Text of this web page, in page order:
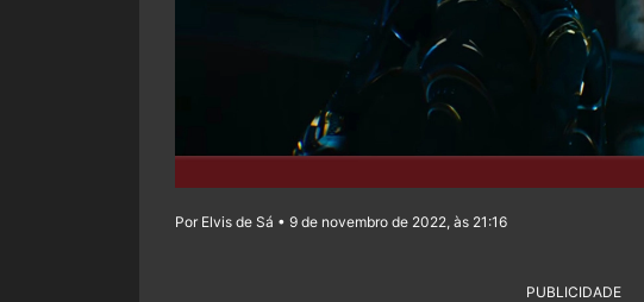
Por Elvis de Sá • 9 de novembro de 2022, às 21:16
PUBLICIDADE